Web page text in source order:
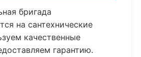
бригада
на сантехнические
качественные
гарантию.